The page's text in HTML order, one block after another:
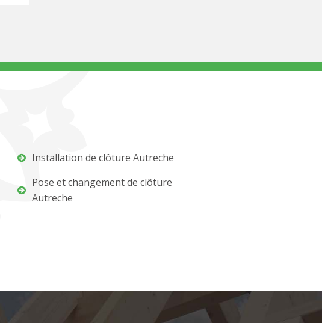
Installation de clôture Autreche
Pose et changement de clôture
Autreche